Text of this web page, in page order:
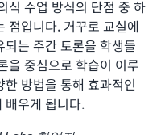
식 수업 방식의 단점 중 하
점입니다. 거꾸로 교실에
는 주간 토론을 학생들
을 중심으로 학습이 이루
방법을 통해 효과적인
배우게 됩니다.